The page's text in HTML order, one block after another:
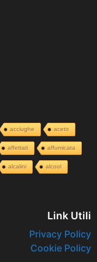
acciughe aceto
affettati affumicata
alcalini alcool
Link Utili
Privacy Policy
Cookie Policy